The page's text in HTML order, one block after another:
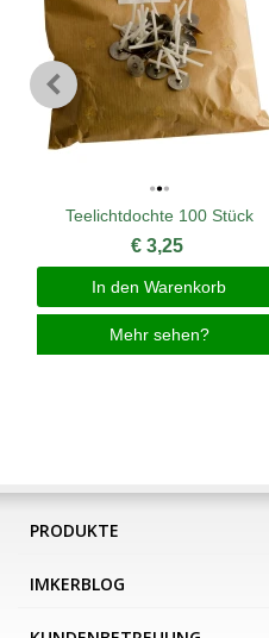
Teelichtdochte 100 Stück
€ 3,25
In den Warenkorb
Mehr sehen?
PRODUKTE
IMKERBLOG